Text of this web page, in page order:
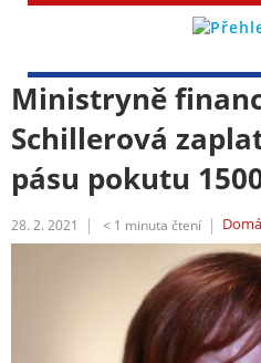
Ministryně
Schillerová
pásu pokutu
28. 2. 2021 < 1 minuta čtení